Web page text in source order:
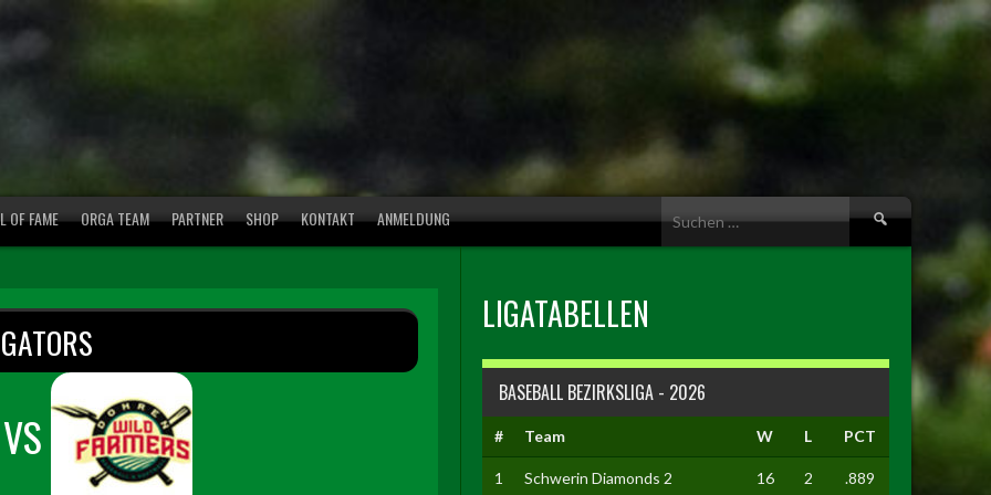
OF FAME ORGA TEAM PARTNER SHOP KONTAKT ANMELDUNG
Suche
VS
LIGATABELLEN
BASEBALL BEZIRKSLIGA - 2026
# Team W L PCT
1 Schwerin Diamonds 2 16 2 .889